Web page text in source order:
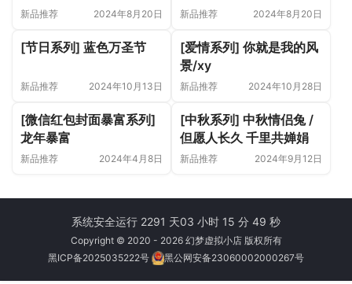
新品推荐 2024年8月20日 新品推荐 2024年8月20日
[节日系列] 蓝色万圣节
新品推荐 2024年10月13日
[爱情系列] 你就是我的风
景/xy
新品推荐 2024年10月28日
[微信红包封面暴富系列]
龙年暴富
新品推荐 2024年4月8日
[中秋系列] 中秋情侣兔 /
但愿人长久 千里共婵娟
新品推荐 2024年9月12日
系统安全运行 2291 天03 小时 15 分 50 秒
Copyright © 2020 - 2026 幻梦虚拟小店 版权所有
黑ICP备2025035222号
黑公网安备23060002000267号